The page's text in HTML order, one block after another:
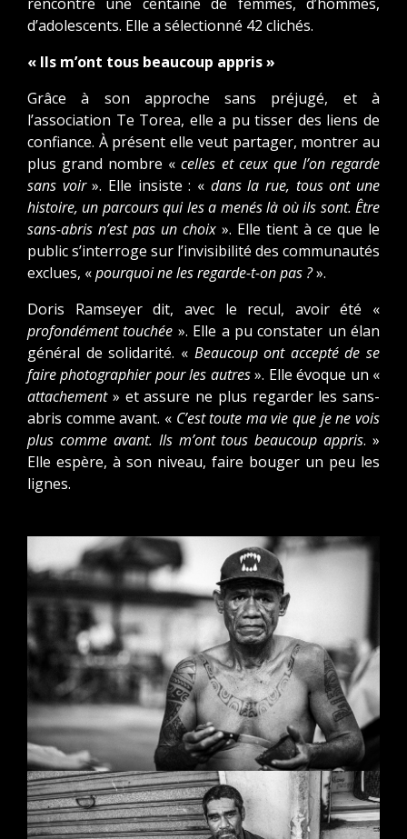
d’adolescents. Elle a sélectionné 42 clichés.
« Ils m’ont tous beaucoup appris »
Grâce à son approche sans préjugé, et à
l’association Te Torea, elle a pu tisser des liens de
confiance. À présent elle veut partager, montrer au
plus grand nombre «celles et ceux que l’on regarde
sans voir». Elle insiste : « dans la rue, tous ont une
histoire, un parcours qui les a menés là où ils sont. Être
sans-abris n’est pas un choix ». Elle tient à ce que le
public s’interroge sur l’invisibilité des communautés
exclues, «pourquoi ne les regarde-t-on pas ?».
Doris Ramseyer dit, avec le recul, avoir été «
profondément touchée ». Elle a pu constater un élan
général de solidarité. « Beaucoup ont accepté de se
faire photographier pour les autres». Elle évoque un «
attachement » et assure ne plus regarder les sans-
abris comme avant. « C’est toute ma vie que je ne vois
plus comme avant. Ils m’ont tous beaucoup appris. »
Elle espère, à son niveau, faire bouger un peu les
lignes.